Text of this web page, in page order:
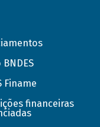
Finame
financeiras